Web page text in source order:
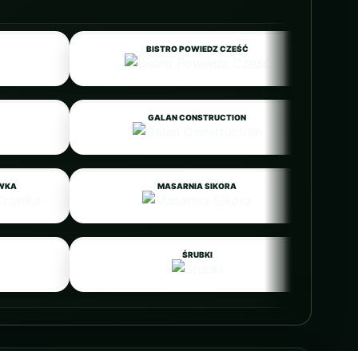
BISTRO POWIEDZ CZEŚĆ
GALAN CONSTRUCTION
MASARNIA SIKORA
ŚRUBKI